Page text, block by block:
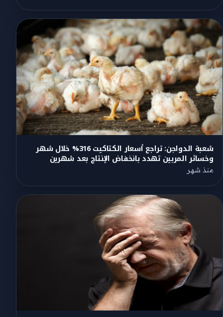
شعبة الدواجن: تراجع أسعار الكتاكيت 316% خلال شهر
وخسائر المربين تهدد بانخفاض الإنتاج بعد شهرين
منذ شهر